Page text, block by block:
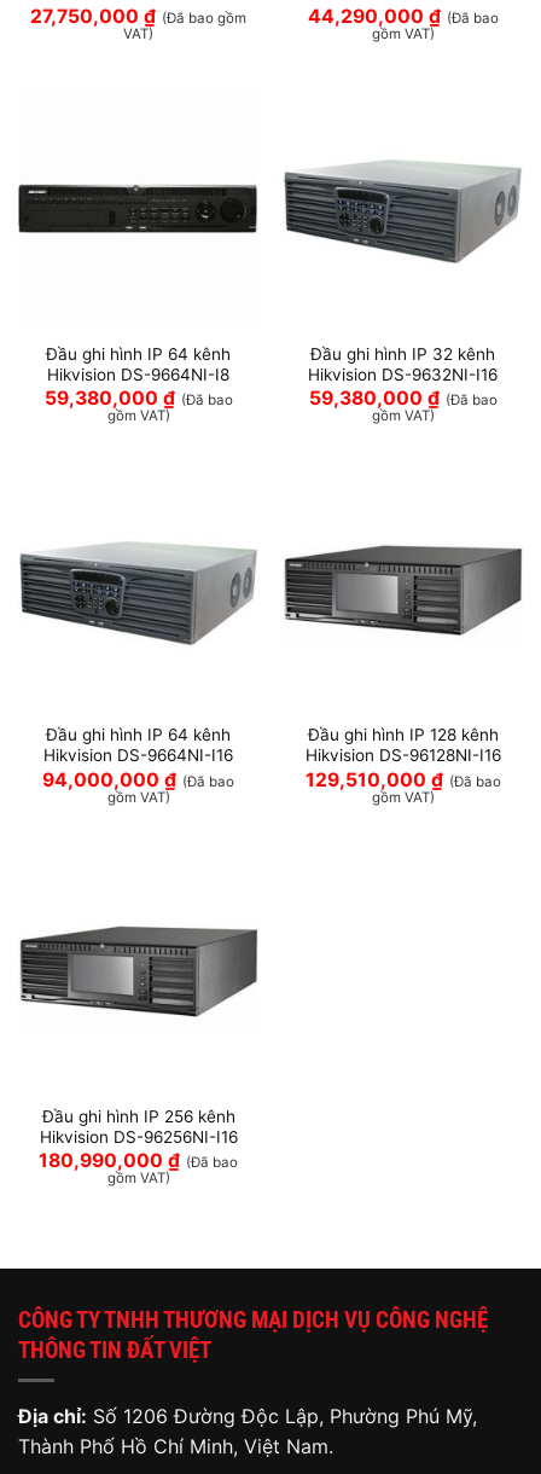
27,750,000 ₫ (Đã bao gồm
VAT)
44,290,000 ₫ (Đã bao
gồm VAT)
Đầu ghi hình IP 64 kênh
Hikvision DS-9664NI-I8
59,380,000 ₫ (Đã bao
gồm VAT)
Đầu ghi hình IP 32 kênh
Hikvision DS-9632NI-I16
59,380,000 ₫ (Đã bao
gồm VAT)
Đầu ghi hình IP 64 kênh
Hikvision DS-9664NI-I16
94,000,000 ₫ (Đã bao
gồm VAT)
Đầu ghi hình IP 128 kênh
Hikvision DS-96128NI-I16
129,510,000 ₫ (Đã bao
gồm VAT)
Đầu ghi hình IP 256 kênh
Hikvision DS-96256NI-I16
180,990,000 ₫ (Đã bao
gồm VAT)
CÔNG TY TNHH THƯƠNG MẠI DỊCH VỤ CÔNG NGHỆ
THÔNG TIN ĐẤT VIỆT
Địa chỉ: Số 1206 Đường Độc Lập, Phường Phú Mỹ,
Thành Phố Hồ Chí Minh, Việt Nam.